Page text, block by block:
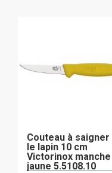
Couteau à saigner
le lapin 10 cm
Victorinox manche
jaune 5.5108.10